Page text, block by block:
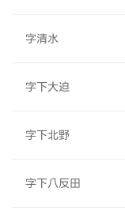
字清水
字下大迫
字下北野
字下八反田